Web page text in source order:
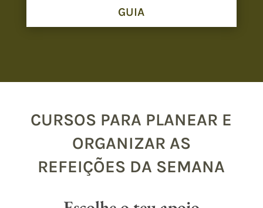
GUIA
CURSOS PARA PLANEAR E
ORGANIZAR AS
REFEIÇÕES DA SEMANA